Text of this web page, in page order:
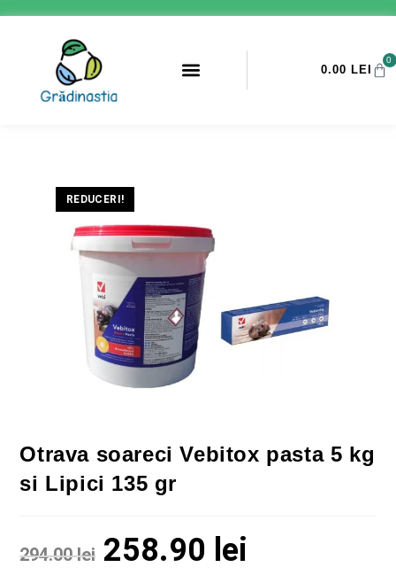
0.00 LEI
0
REDUCERI!
Otrava soareci Vebitox pasta 5 kg
si Lipici 135 gr
294.00lei 258.90 lei